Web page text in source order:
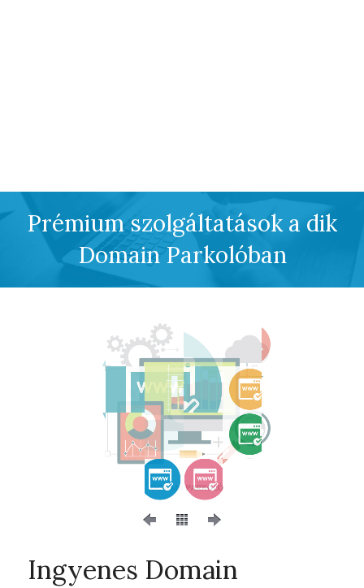
Prémium szolgáltatások a dik
Domain Parkolóban
Ingyenes Domain